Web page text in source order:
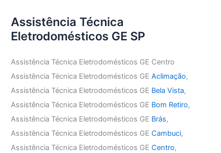
Assistência Técnica
Eletrodomésticos GE SP
Assistência Técnica Eletrodomésticos GE Centro
Assistência Técnica Eletrodomésticos GEAclimação,
Assistência Técnica Eletrodomésticos GE Bela Vista,
Assistência Técnica Eletrodomésticos GE Bom Retiro,
Assistência Técnica Eletrodomésticos GE Brás,
Assistência Técnica Eletrodomésticos GECambuci,
Assistência Técnica Eletrodomésticos GECentro,